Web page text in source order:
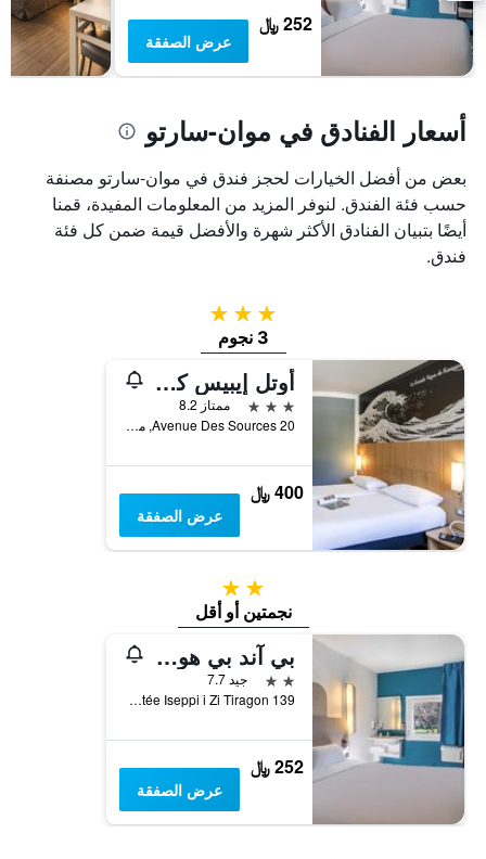
يعرض
غرفة
252 ﷼
عرض الصفقة
أسعار الفنادق في موان-سارتو
بعض من أفضل الخيارات لحجز فندق في موان-سارتو مصنفة
حسب فئة الفندق. لنوفر المزيد من المعلومات المفيدة، قمنا
أيضًا بتبيان الفنادق الأكثر شهرة والأفضل قيمة ضمن كل فئة
فندق.
3 نجوم
3 نجوم
أوتل إيبيس كانز موانز سارتو
3 نجوم
ممتاز 8.2
20 Avenue Des Sources, موان-سارتو, إقليم الألب البحري, فرنسا
400 ﷼
عرض الصفقة
2 نجمتين
نجمتين أو أقل
بي آند بي هوتل كان موان سارتو
2 نجمتين
جيد 7.7
139 Montée Iseppi i Zi Tiragon, موان-سارتو, إقليم الألب البحري, فرنسا
252 ﷼
عرض الصفقة